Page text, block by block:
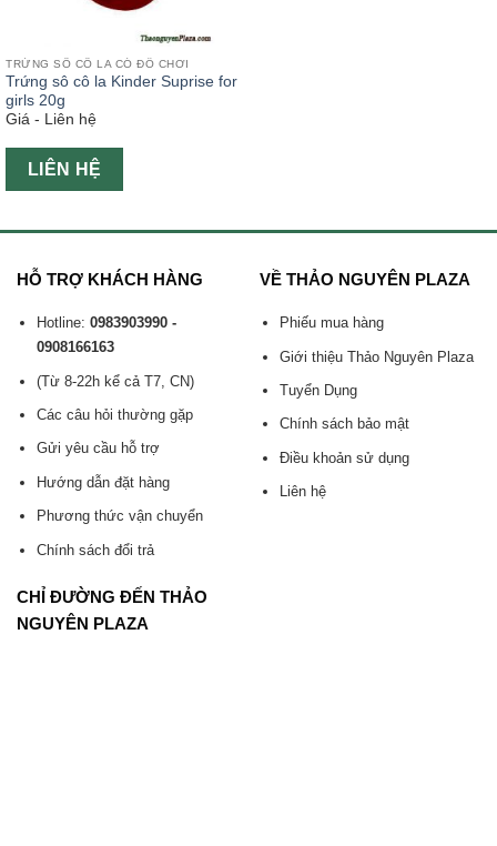
TRỨNG SÔ CÔ LA CÓ ĐỒ CHƠI
Trứng sô cô la Kinder Suprise for
girls 20g
Giá - Liên hệ
LIÊN HỆ
HỖ TRỢ KHÁCH HÀNG
Hotline: 0983903990 -
0908166163
(Từ 8-22h kể cả T7, CN)
Các câu hỏi thường gặp
Gửi yêu cầu hỗ trợ
Hướng dẫn đặt hàng
Phương thức vận chuyển
Chính sách đổi trả
VỀ THẢO NGUYÊN PLAZA
Phiếu mua hàng
Giới thiệu Thảo Nguyên Plaza
Tuyển Dụng
Chính sách bảo mật
Điều khoản sử dụng
Liên hệ
CHỈ ĐƯỜNG ĐẾN THẢO
NGUYÊN PLAZA